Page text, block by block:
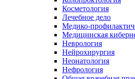
Косметология
Лечебное дело
Медико-
Медицинская
Неврология
Нейрохирургия
Неонатология
Нефрология